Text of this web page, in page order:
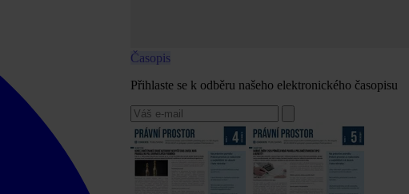
Časopis
Přihlaste se k odběru našeho elektronického časopisu